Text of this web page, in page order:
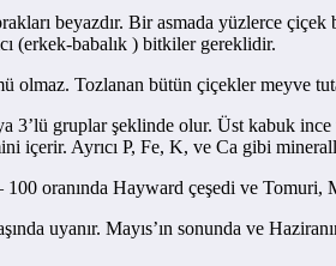
beyazdır. Bir asmada yüzlerce
(erkek-babalık ) bitkiler gereklidir.
Tozlanan bütün çiçekler meyve
3’lü gruplar şeklinde olur. Üst kabuk
içerir. Ayrıcı P, Fe, K, ve Ca gibi
oranında Hayward çeşedi ve Tomuri,
uyanır. Mayıs’ın sonunda ve